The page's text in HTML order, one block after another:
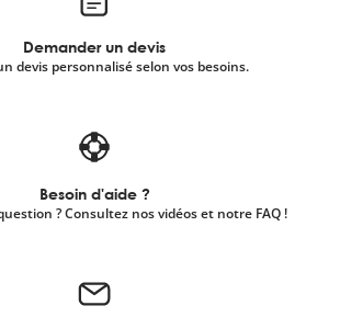
Demander un devis
devis personnalisé selon vos besoins.
Besoin d'aide ?
? Consultez nos vidéos et notre FAQ !